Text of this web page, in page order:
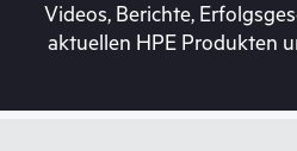
Ihr
Videos, Berichte,
aktuellen HPE Produkten